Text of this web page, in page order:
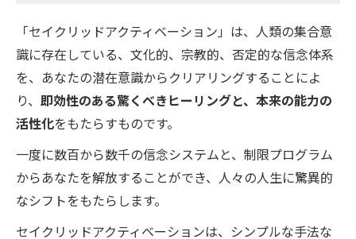
「セイクリッドアクティベーション」は、人類の集合意
識に存在している、文化的、宗教的、否定的な信念体系
を、あなたの潜在意識からクリアリングすることによ
り、 即効性のある驚くべきヒーリングと、本来の能力の
活性化をもたらすものです。
一度に数百から数千の信念システムと、制限プログラム
からあなたを解放することができ、人々の人生に驚異的
なシフトをもたらします。
セイクリッドアクティベーションは、シンプルな手法な